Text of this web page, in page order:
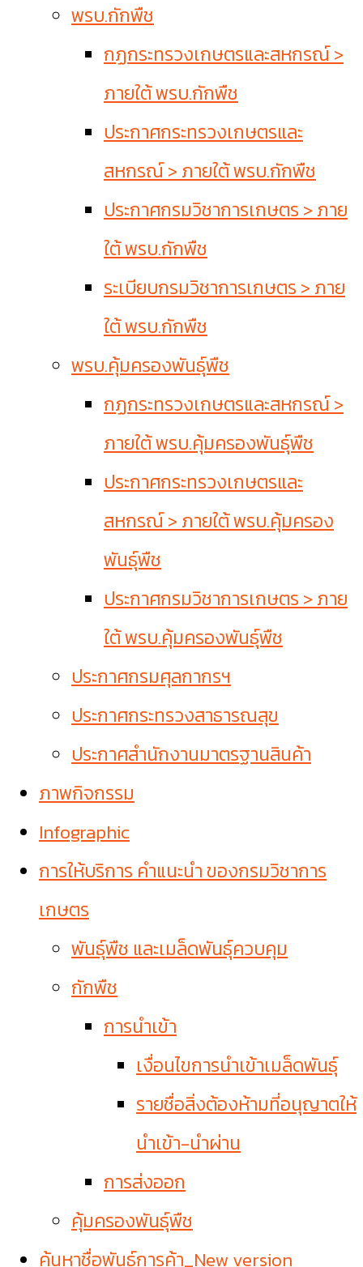
พรบ.กักพืช
กฏกระทรวงเกษตรและสหกรณ์ >
ภายใต้ พรบ.กักพืช
ประกาศกระทรวงเกษตรและ
สหกรณ์ > ภายใต้ พรบ.กักพืช
ประกาศกรมวิชาการเกษตร > ภาย
ใต้ พรบ.กักพืช
ระเบียบกรมวิชาการเกษตร > ภาย
ใต้ พรบ.กักพืช
พรบ.คุ้มครองพันธุ์พืช
กฏกระทรวงเกษตรและสหกรณ์ >
ภายใต้ พรบ.คุ้มครองพันธุ์พืช
ประกาศกระทรวงเกษตรและ
สหกรณ์ > ภายใต้ พรบ.คุ้มครอง
พันธุ์พืช
ประกาศกรมวิชาการเกษตร > ภาย
ใต้ พรบ.คุ้มครองพันธุ์พืช
ประกาศกรมศุลกากรฯ
ประกาศกระทรวงสาธารณสุข
ประกาศสำนักงานมาตรฐานสินค้า
ภาพกิจกรรม
Infographic
การให้บริการ คำแนะนำ ของกรมวิชาการ
เกษตร
พันธุ์พืช และเมล็ดพันธุ์ควบคุม
กักพืช
การนำเข้า
เงื่อนไขการนำเข้าเมล็ดพันธุ์
รายชื่อสิ่งต้องห้ามที่อนุญาตให้
นำเข้า-นำผ่าน
การส่งออก
คุ้มครองพันธุ์พืช
ค้นหาชื่อพันธุ์การค้า_New version